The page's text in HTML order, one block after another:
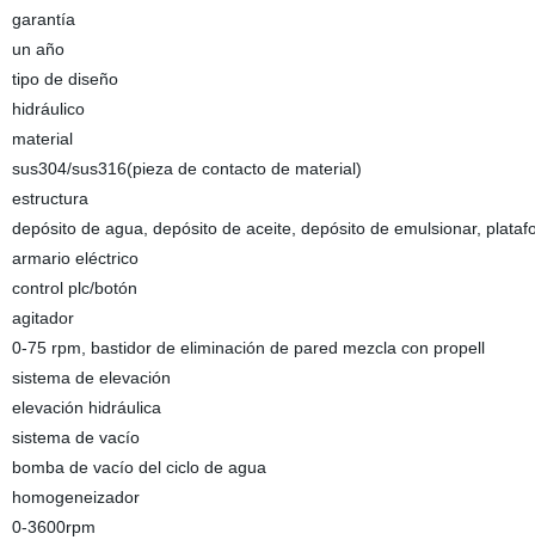
garantía
un año
tipo de diseño
hidráulico
material
sus304/sus316(pieza de contacto de material)
estructura
depósito de agua, depósito de aceite, depósito de emulsionar,
armario eléctrico
control plc/botón
agitador
0-75 rpm, bastidor de eliminación de pared mezcla con propell
sistema de elevación
elevación hidráulica
sistema de vacío
bomba de vacío del ciclo de agua
homogeneizador
0-3600rpm